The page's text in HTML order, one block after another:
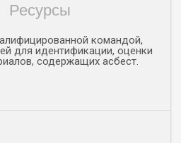
Ресурсы
командой,
для идентификации, оценки
содержащих асбест.